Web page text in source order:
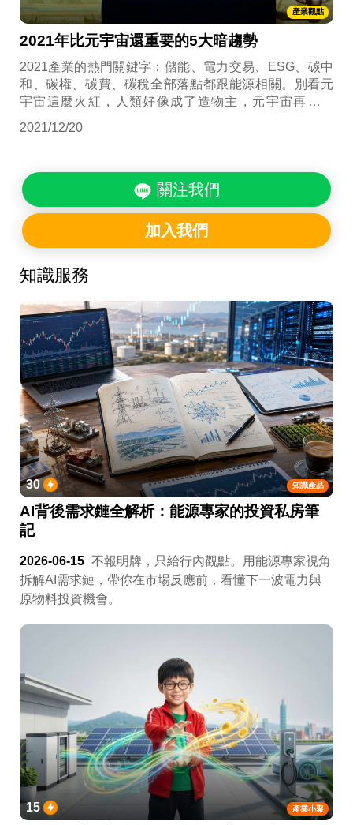
產業觀點
2021年比元宇宙還重要的5大暗趨勢
2021產業的熱門關鍵字：儲能、電力交易、ESG、碳中
和、碳權、碳費、碳稅全部落點都跟能源相關。別看元
宇宙這麼火紅，人類好像成了造物主，元宇宙再怎麼
業運作的底層邏輯都是能源，沒有能源業，就沒有產
2021/12/20
關注我們
加入我們
知識服務
知識產品
30
AI背後需求鏈全解析：能源專家的投資私房筆
記
2026-06-15 不報明牌，只給行內觀點。用能源專家視角
拆解AI需求鏈，帶你在市場反應前，看懂下一波電力與
原物料投資機會。
產業小聚
15